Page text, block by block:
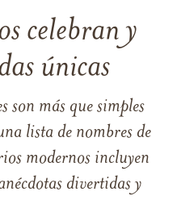
celebran y
únicas
son más que simples
lista de nombres de
modernos incluyen
divertidas y